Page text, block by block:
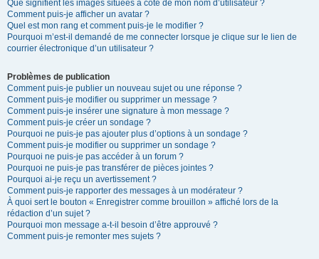
Que signifient les images situées à côté de mon nom d’utilisateur ?
Comment puis-je afficher un avatar ?
Quel est mon rang et comment puis-je le modifier ?
Pourquoi m’est-il demandé de me connecter lorsque je clique sur le lien de
courrier électronique d’un utilisateur ?
Problèmes de publication
Comment puis-je publier un nouveau sujet ou une réponse ?
Comment puis-je modifier ou supprimer un message ?
Comment puis-je insérer une signature à mon message ?
Comment puis-je créer un sondage ?
Pourquoi ne puis-je pas ajouter plus d’options à un sondage ?
Comment puis-je modifier ou supprimer un sondage ?
Pourquoi ne puis-je pas accéder à un forum ?
Pourquoi ne puis-je pas transférer de pièces jointes ?
Pourquoi ai-je reçu un avertissement ?
Comment puis-je rapporter des messages à un modérateur ?
À quoi sert le bouton « Enregistrer comme brouillon » affiché lors de la
rédaction d’un sujet ?
Pourquoi mon message a-t-il besoin d’être approuvé ?
Comment puis-je remonter mes sujets ?